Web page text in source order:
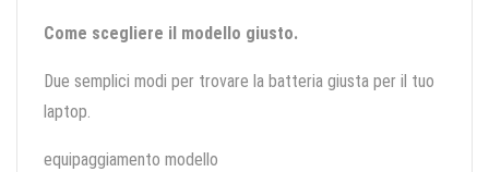
Come scegliere il modello giusto.
Due semplici modi per trovare la batteria giusta per il tuo
laptop.
equipaggiamento modello